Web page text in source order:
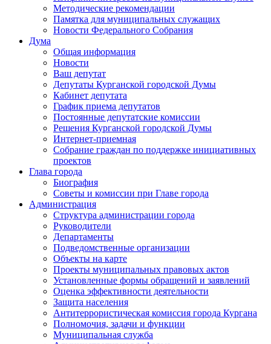
Методические рекомендации
Памятка для муниципальных служащих
Новости Федерального Cобрания
Дума
Общая информация
Новости
Ваш депутат
Депутаты Курганской городской Думы
Кабинет депутата
График приема депутатов
Постоянные депутатские комиссии
Решения Курганской городской Думы
Интернет-приемная
Собрание граждан по поддержке инициативных
проектов
Глава города
Биография
Советы и комиссии при Главе города
Администрация
Структура администрации города
Руководители
Департаменты
Подведомственные организации
Объекты на карте
Проекты муниципальных правовых актов
Установленные формы обращений и заявлений
Оценка эффективности деятельности
Защита населения
Антитеррористическая комиссия города Кургана
Полномочия, задачи и функции
Муниципальная служба